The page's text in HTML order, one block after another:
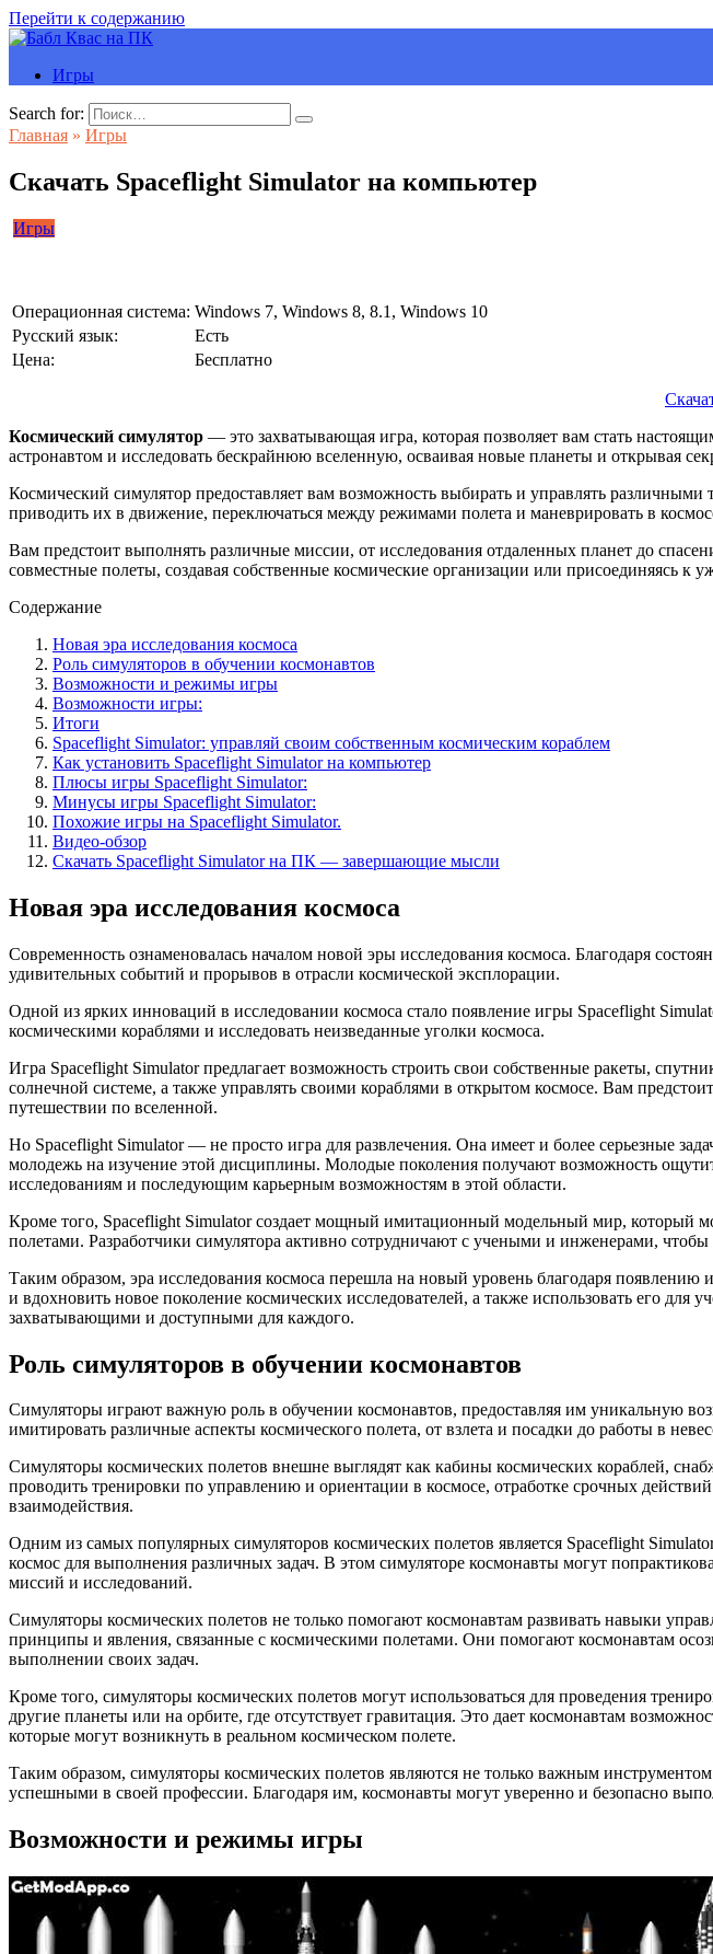
Перейти к содержанию
Игры
Search for:
Главная » Игры
Скачать Spaceflight Simulator на компьютер
Игры
Операционная система: Windows 7, Windows 8, 8.1, Windows 10
Русский язык:
Есть
Цена:
Бесплатно
Космический симулятор — это захватывающая игра, которая позволяет вам стать
астронавтом и исследовать бескрайнюю вселенную, осваивая новые планеты и открывая
Космический симулятор предоставляет вам возможность выбирать и управлять
приводить их в движение, переключаться между режимами полета и маневрировать в
Вам предстоит выполнять различные миссии, от исследования отдаленных планет до
совместные полеты, создавая собственные космические организации или присоединяясь к
Содержание
Новая эра исследования космоса
Роль симуляторов в обучении космонавтов
Возможности и режимы игры
Возможности игры:
Итоги
Spaceflight Simulator: управляй своим собственным космическим кораблем
Как установить Spaceflight Simulator на компьютер
Плюсы игры Spaceflight Simulator:
Минусы игры Spaceflight Simulator:
Похожие игры на Spaceflight Simulator.
Видео-обзор
Скачать Spaceflight Simulator на ПК — завершающие мысли
Новая эра исследования космоса
Современность ознаменовалась началом новой эры исследования космоса. Благодаря
удивительных событий и прорывов в отрасли космической эксплорации.
Одной из ярких инноваций в исследовании космоса стало появление игры Spaceflight
космическими кораблями и исследовать неизведанные уголки космоса.
Игра Spaceflight Simulator предлагает возможность строить свои собственные ракеты,
солнечной системе, а также управлять своими кораблями в открытом космосе. Вам
путешествии по вселенной.
Но Spaceflight Simulator — не просто игра для развлечения. Она имеет и более серьезные
молодежь на изучение этой дисциплины. Молодые поколения получают возможность
исследованиям и последующим карьерным возможностям в этой области.
Кроме того, Spaceflight Simulator создает мощный имитационный модельный мир, который
полетами. Разработчики симулятора активно сотрудничают с учеными и инженерами,
Таким образом, эра исследования космоса перешла на новый уровень благодаря
и вдохновить новое поколение космических исследователей, а также использовать его
захватывающими и доступными для каждого.
Роль симуляторов в обучении космонавтов
Симуляторы играют важную роль в обучении космонавтов, предоставляя им уникальную
имитировать различные аспекты космического полета, от взлета и посадки до работы в
Симуляторы космических полетов внешне выглядят как кабины космических кораблей,
проводить тренировки по управлению и ориентации в космосе, отработке срочных
взаимодействия.
Одним из самых популярных симуляторов космических полетов является Spaceflight
космос для выполнения различных задач. В этом симуляторе космонавты могут
миссий и исследований.
Симуляторы космических полетов не только помогают космонавтам развивать навыки
принципы и явления, связанные с космическими полетами. Они помогают космонавтам
выполнении своих задач.
Кроме того, симуляторы космических полетов могут использоваться для проведения
другие планеты или на орбите, где отсутствует гравитация. Это дает космонавтам
которые могут возникнуть в реальном космическом полете.
Таким образом, симуляторы космических полетов являются не только важным
успешными в своей профессии. Благодаря им, космонавты могут уверенно и безопасно
Возможности и режимы игры